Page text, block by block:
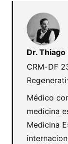
Dr.
CRM-DF
Médico
medicina
Medicina